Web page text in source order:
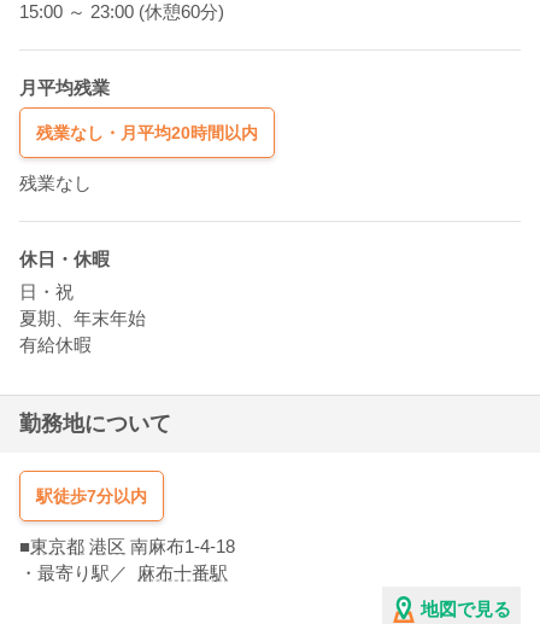
15:00 ～ 23:00 (休憩60分)
月平均残業
残業なし・月平均20時間以内
残業なし
休日・休暇
日・祝
夏期、年末年始
有給休暇
勤務地について
駅徒歩7分以内
■東京都 港区 南麻布1-4-18
・最寄り駅／ 麻布十番駅
地図で見る